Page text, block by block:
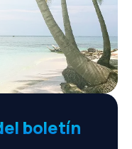
boletín